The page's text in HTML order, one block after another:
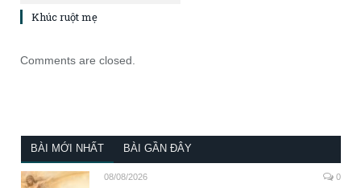
Khúc ruột mẹ
Comments are closed.
BÀI MỚI NHẤT BÀI GẦN ĐÂY
08/08/2026 0